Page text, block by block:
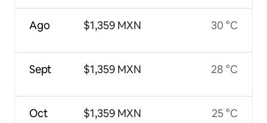
Ago
Sept
Oct
$1,359 MXN
$1,359 MXN
$1,359 MXN
30 °C
28 °C
25 °C